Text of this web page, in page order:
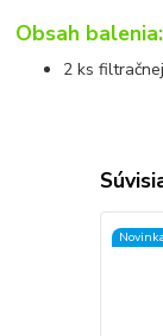
Obsah balenia:
2 ks
Novinka